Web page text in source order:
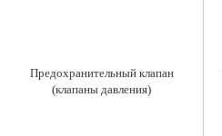
Предохранительный клапан
(клапаны давления)